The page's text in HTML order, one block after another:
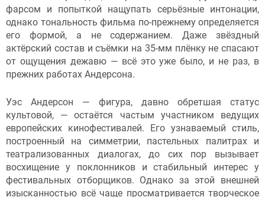
фарсом и попыткой нащупать серьёзные интонации,
однако тональность фильма по-прежнему определяется
его формой, а не содержанием. Даже звёздный
актёрский состав и съёмки на 35-мм плёнку не спасают
от ощущения дежавю — всё это уже было, и не раз, в
прежних работах Андерсона.
Уэс Андерсон — фигура, давно обретшая статус
культовой, — остаётся частым участником ведущих
европейских кинофестивалей. Его узнаваемый стиль,
построенный на симметрии, пастельных палитрах и
театрализованных диалогах, до сих пор вызывает
восхищение у поклонников и стабильный интерес у
фестивальных отборщиков. Однако за этой внешней
изысканностью всё чаще просматривается творческое